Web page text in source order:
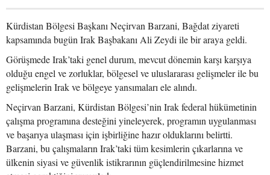
Kürdistan Bölgesi Başkanı Neçirvan Barzani, Bağdat ziyareti
kapsamında bugün Irak Başbakanı Ali Zeydi ile bir araya geldi.
Görüşmede Irak’taki genel durum, mevcut dönemin karşı karşıya
olduğu engel ve zorluklar, bölgesel ve uluslararası gelişmeler ile bu
gelişmelerin Irak ve bölgeye yansımaları ele alındı.
Neçirvan Barzani, Kürdistan Bölgesi’nin Irak federal hükümetinin
çalışma programına desteğini yineleyerek, programın uygulanması
ve başarıya ulaşması için işbirliğine hazır olduklarını belirtti.
Barzani, bu çalışmaların Irak’taki tüm kesimlerin çıkarlarına ve
ülkenin siyasi ve güvenlik istikrarının güçlendirilmesine hizmet